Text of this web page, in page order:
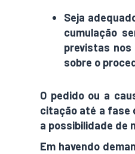
Seja
cumulação
previstas nos
sobre o
O pedido ou a
citação até a fase
a possibilidade de
Em havendo